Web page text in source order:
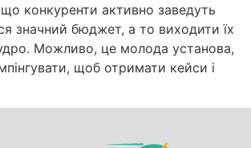
конкуренти активно заведуть
значний бюджет, а то виходити їх
Можливо, це молода установа,
щоб отримати кейси і